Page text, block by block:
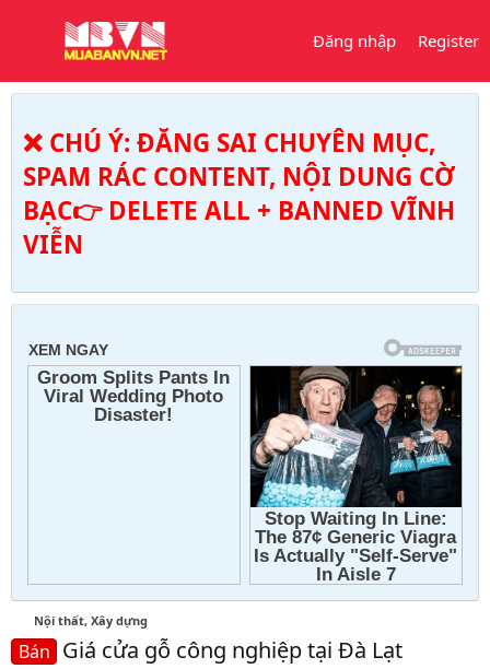
Đăng nhập Register
❌ CHÚ Ý: ĐĂNG SAI CHUYÊN MỤC,
SPAM RÁC CONTENT, NỘI DUNG CỜ
BẠC👉 DELETE ALL + BANNED VĨNH
VIỄN
Nội thất, Xây dựng
Bán Giá cửa gỗ công nghiệp tại Đà Lạt